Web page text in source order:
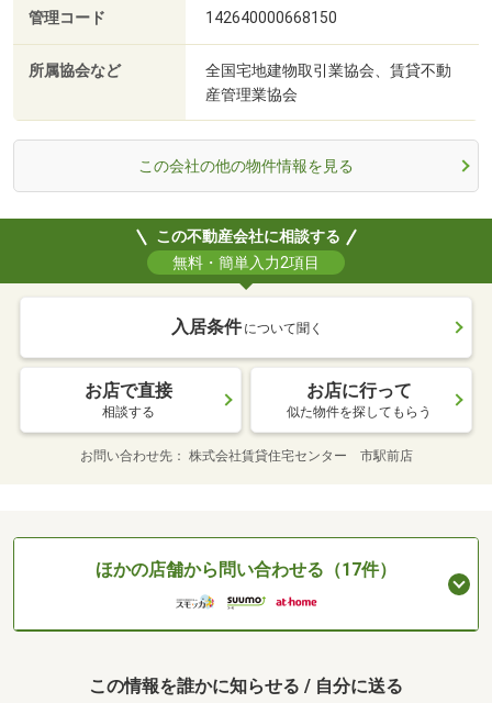
管理コード 142640000668150
所属協会など
全国宅地建物取引業協会、賃貸不動
産管理業協会
この会社の他の物件情報を見る
この不動産会社に相談する
無料・簡単入力2項目
入居条件 について聞く
お店で直接
相談する
お店に行って
似た物件を探してもらう
お問い合わせ先 株式会社賃貸住宅センター 市駅前店
ほかの店舗から問い合わせる（17件）
この情報を誰かに知らせる / 自分に送る